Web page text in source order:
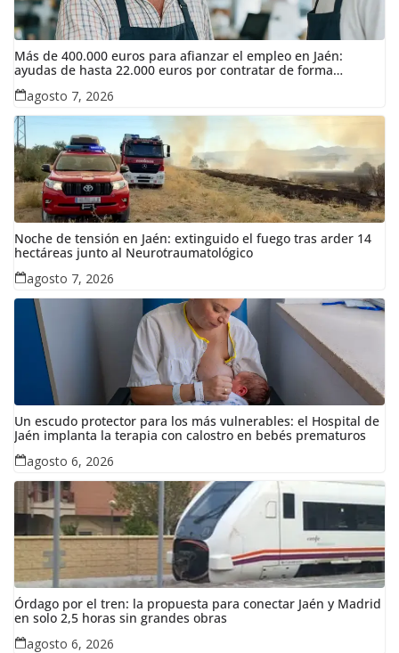
Más de 400.000 euros para afianzar el empleo en Jaén:
ayudas de hasta 22.000 euros por contratar de forma
indefinida
agosto 7, 2026
Noche de tensión en Jaén: extinguido el fuego tras arder 14
hectáreas junto al Neurotraumatológico
agosto 7, 2026
Un escudo protector para los más vulnerables: el Hospital de
Jaén implanta la terapia con calostro en bebés prematuros
agosto 6, 2026
Órdago por el tren: la propuesta para conectar Jaén y Madrid
en solo 2,5 horas sin grandes obras
agosto 6, 2026